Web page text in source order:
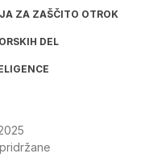
ZA ZAŠČITO OTROK
DEL